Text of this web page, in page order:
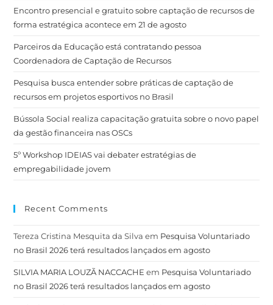
Encontro presencial e gratuito sobre captação de recursos de
forma estratégica acontece em 21 de agosto
Parceiros da Educação está contratando pessoa
Coordenadora de Captação de Recursos
Pesquisa busca entender sobre práticas de captação de
recursos em projetos esportivos no Brasil
Bússola Social realiza capacitação gratuita sobre o novo papel
da gestão financeira nas OSCs
5º Workshop IDEIAS vai debater estratégias de
empregabilidade jovem
Recent Comments
Tereza Cristina Mesquita da Silva em Pesquisa Voluntariado
no Brasil 2026 terá resultados lançados em agosto
SILVIA MARIA LOUZÃ NACCACHE em Pesquisa Voluntariado
no Brasil 2026 terá resultados lançados em agosto